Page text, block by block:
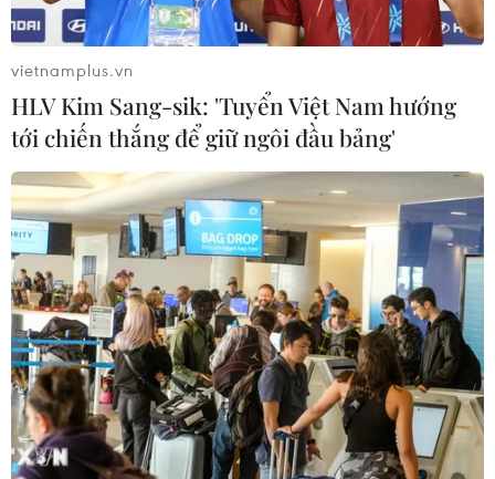
Tàu chở hàng của Thổ Nhĩ Kỳ bị tấn
Vì sao Google khiến Mỹ và
EU đối đầu về chủ quyền số?
04/08/2026 04:13
Máy bay chở khách nội địa đầu tiên
của Nga hoàn tất chuyến bay thử
nghiệm
04/08/2026 01:25
vietnamplus.vn
HLV Kim Sang-sik: 'Tuyển Việt Nam hướng
tới chiến thắng để giữ ngôi đầu bảng'